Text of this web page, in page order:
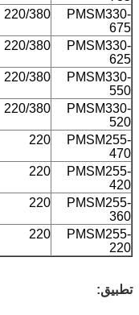
PMSM330-
675
220/380
PMSM330-
625
220/380
PMSM330-
550
220/380
PMSM330-
520
220/380
PMSM255-
470
220
PMSM255-
420
220
PMSM255-
360
220
PMSM255-
220
220
تطبيق: